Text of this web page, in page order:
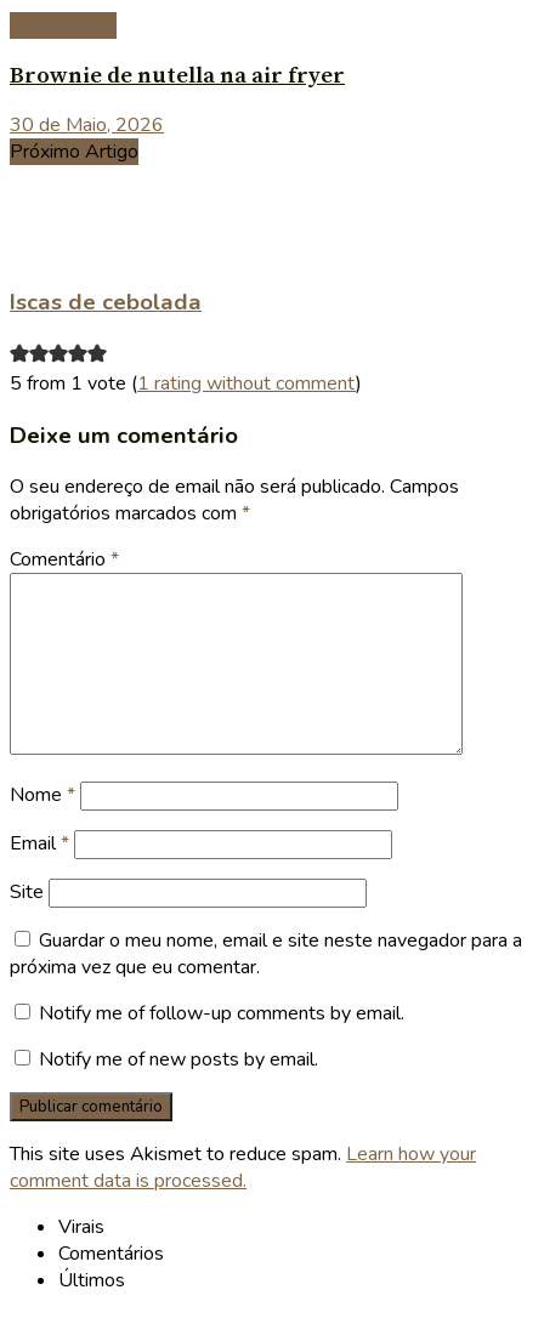
Brownie de nutella na air fryer
30 de Maio, 2026
Próximo Artigo
Iscas de cebolada
5 from 1 vote (1 rating without comment)
Deixe um comentário
O seu endereço de email não será publicado. Campos
obrigatórios marcados com *
Comentário *
Nome *
Email*
Site
Guardar o meu nome, email e site neste navegador para a
próxima vez que eu comentar.
Notify me of follow-up comments by email.
Notify me of new posts by email.
This site uses Akismet to reduce spam. Learn how your
comment data is processed.
Virais
Comentários
Últimos